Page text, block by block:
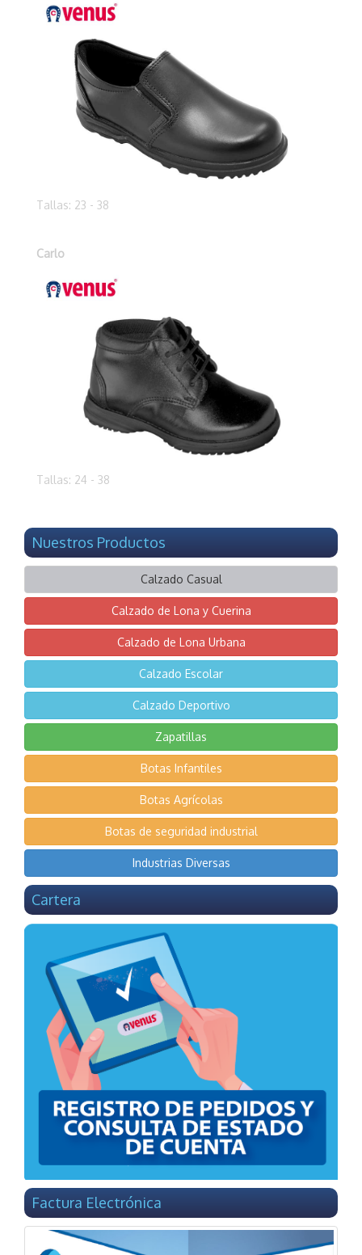
Tallas: 23 - 38
Carlo
Tallas: 24 - 38
Nuestros Productos
Calzado Casual
Calzado de Lona y Cuerina
Calzado de Lona Urbana
Calzado Escolar
Calzado Deportivo
Zapatillas
Botas Infantiles
Botas Agrícolas
Botas de seguridad industrial
Industrias Diversas
Cartera
Factura Electrónica